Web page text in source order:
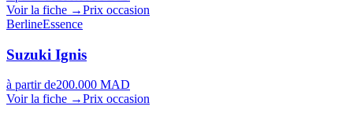
Voir la fiche →Prix occasion
BerlineEssence
Suzuki Ignis
à partir de200.000 MAD
Voir la fiche →Prix occasion